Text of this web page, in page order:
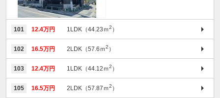
101 12.4万円 1LDK（44.23ｍ2 ）
102 16.5万円 2LDK（57.6ｍ2 ）
103 12.4万円 1LDK（44.12ｍ2 ）
105 16.5万円 2LDK（57.87ｍ2 ）